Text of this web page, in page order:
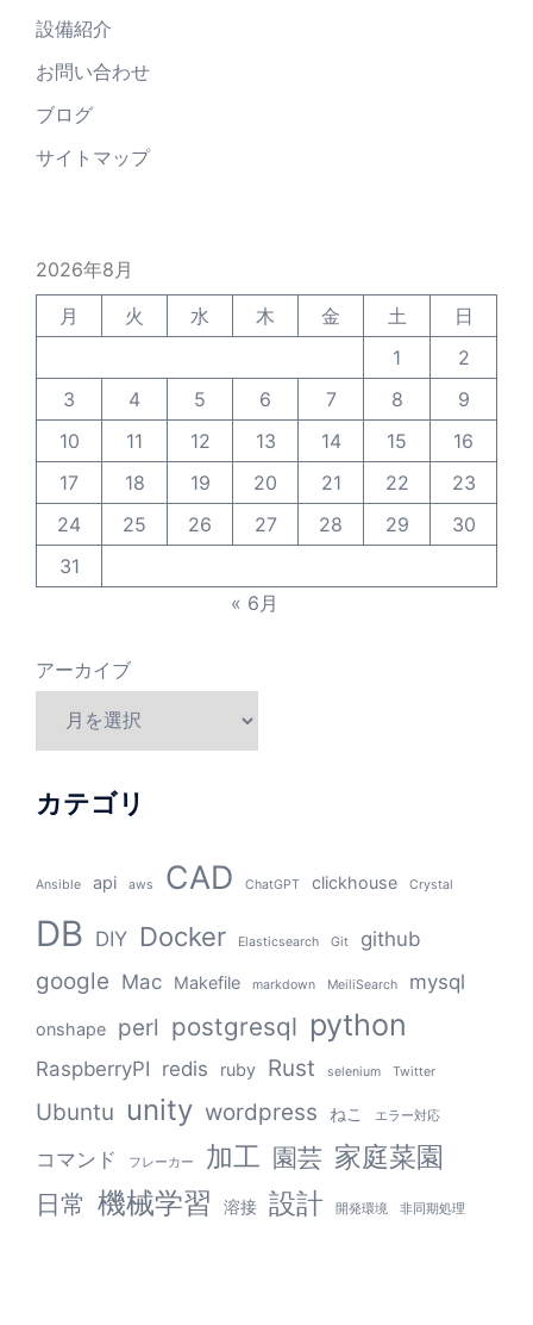
設備紹介
お問い合わせ
ブログ
サイトマップ
2026年8月
月
火 水 木 金 土
日
1
2
3
4 5 6 7 8
9
10
11 12 13 14 15
16
17
18 19 20 21 22
23
24
25 26 27 28 29
30
31
« 6月
アーカイブ
カテゴリ
Ansible api aws CAD ChatGPT clickhouse Crystal
DB DIY Docker Elasticsearch Git github
google Mac Makefile markdown MeiliSearch mysql
onshape perl postgresql python
RaspberryPI redis ruby Rust selenium Twitter
Ubuntu unity wordpress ねこ エラー対応
コマンド フレーカー 加工 園芸 家庭菜園
日常 機械学習 溶接 設計 開発環境 非同期処理